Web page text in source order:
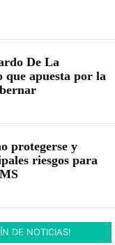
De La
apuesta por la
protegerse y
riesgos para
DE NOTICIAS!